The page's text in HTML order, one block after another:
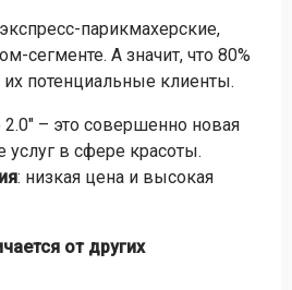
парикмахерские,
сегменте. А значит, что 80%
потенциальные клиенты.
– это совершенно новая
в сфере красоты.
: низкая цена и высокая
от других